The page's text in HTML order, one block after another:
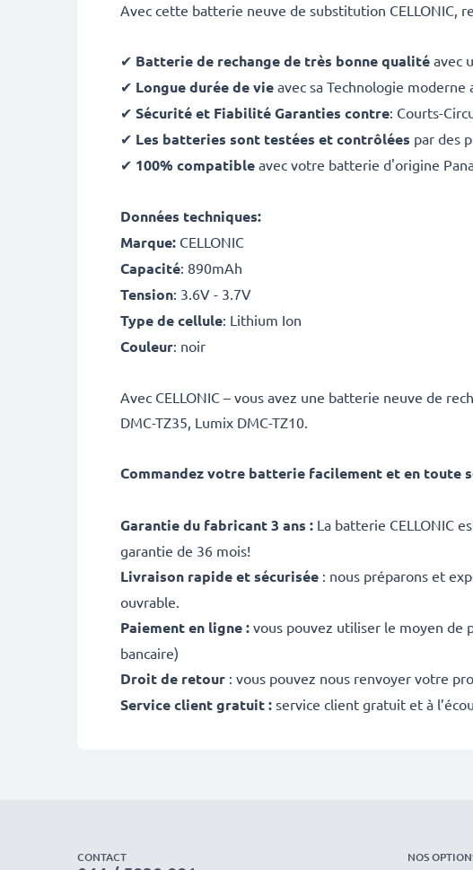
Avec cette batterie neuve de substitution CELLONIC,
✔ Batterie de rechange de très bonne qualité avec
✔ Longue durée de vie avec sa Technologie
✔ Sécurité et Fiabilité Garanties contre: Courts-
✔ Les batteries sont testées et contrôlées par des
✔ 100% compatible avec votre batterie d'origine
Données techniques:
Marque: CELLONIC
Capacité: 890mAh
Tension: 3.6V - 3.7V
Type de cellule: Lithium Ion
Couleur: noir
Avec CELLONIC – vous avez une batterie neuve de
DMC-TZ35, Lumix DMC-TZ10.
Commandez votre batterie facilement et en toute
Garantie du fabricant 3 ans : La batterie CELLONIC
garantie de 36 mois!
Livraison rapide et sécurisée : nous préparons et
ouvrable.
Paiement en ligne : vous pouvez utiliser le moyen de
bancaire)
Droit de retour : vous pouvez nous renvoyer votre
Service client gratuit : service client gratuit et à
CONTACT NOS